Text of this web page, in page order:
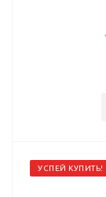
УСПЕЙ КУПИТЬ!